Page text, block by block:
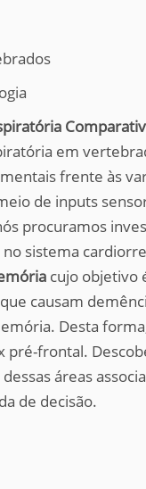
em
frente às
de inputs
procuramos
sistema
cujo objetivo
causam
Desta
pré-frontal.
áreas
de decisão.